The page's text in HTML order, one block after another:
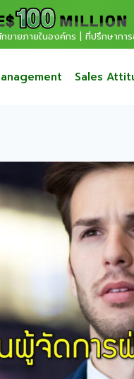
ายภายในองค์กร | ที่ปรึกษาการ
Sales